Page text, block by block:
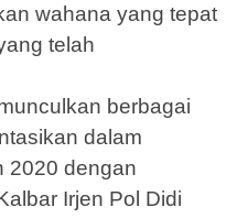
wahana yang tepat
telah
berbagai
dalam
2020 dengan
Irjen Pol Didi